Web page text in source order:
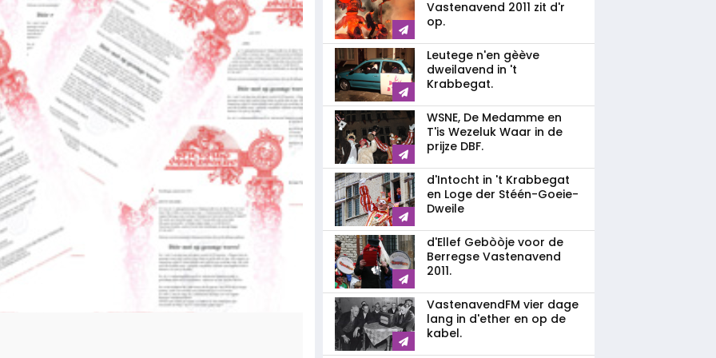
Vastenavend 2011 zit d'r
op.
Leutege n'en gèève
dweilavend in 't
Krabbegat.
WSNE, De Medamme en
T'is Wezeluk Waar in de
prijze DBF.
d'Intocht in 't Krabbegat
en Loge der Stéén-Goeie-
Dweile
d'Ellef Gebòòje voor de
Berregse Vastenavend
2011.
VastenavendFM vier dage
lang in d'ether en op de
kabel.